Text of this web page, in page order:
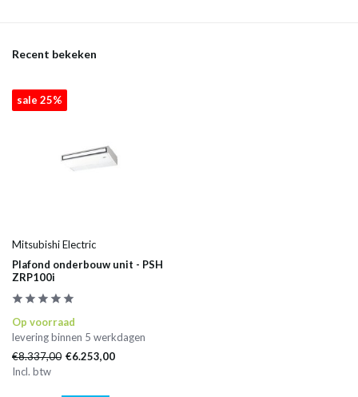
Recent bekeken
sale 25%
Mitsubishi Electric
Plafond onderbouw unit - PSH
ZRP100i
Op voorraad
levering binnen 5 werkdagen
€8.337,00 €6.253,00
Incl. btw